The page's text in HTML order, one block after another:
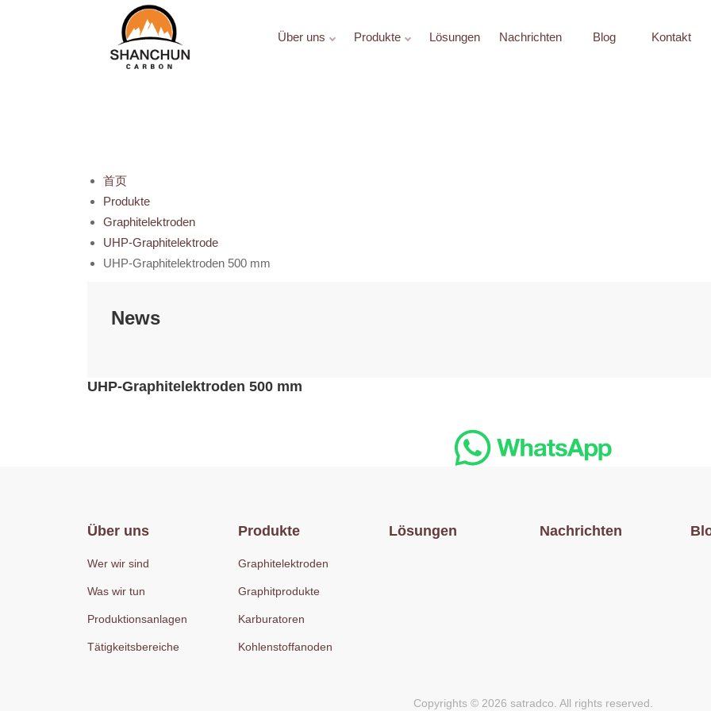
Über uns Produkte Lösungen Nachrichten Blog Kontakt
首页
Produkte
Graphitelektroden
UHP-Graphitelektrode
UHP-Graphitelektroden 500 mm
News
UHP-Graphitelektroden 500 mm
Über uns
Wer wir sind
Was wir tun
Produktionsanlagen
Tätigkeitsbereiche
Produkte
Graphitelektroden
Graphitprodukte
Karburatoren
Kohlenstoffanoden
Lösungen Nachrichten
Copyrights © 2026 satradco. All rights reserved.